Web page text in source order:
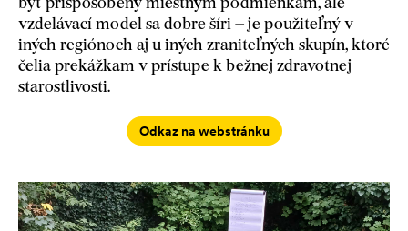
byť prispôsobený miestnym podmienkam, ale
vzdelávací model sa dobre šíri – je použiteľný v
iných regiónoch aj u iných zraniteľných skupín, ktoré
čelia prekážkam v prístupe k bežnej zdravotnej
starostlivosti.
Odkaz na webstránku